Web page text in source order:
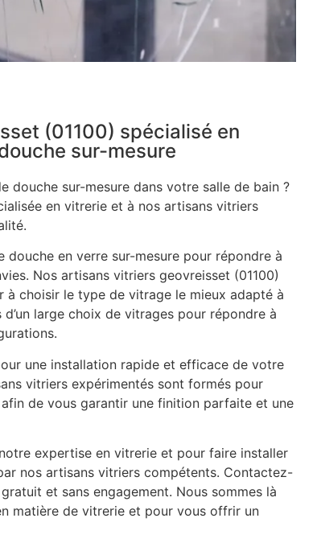
(01100) spécialisé en
sur-mesure
douche sur-mesure dans votre salle de bain ?
en vitrerie et à nos artisans vitriers
en verre sur-mesure pour répondre à
Nos artisans vitriers geovreisset (01100)
choisir le type de vitrage le mieux adapté à
large choix de vitrages pour répondre à
une installation rapide et efficace de votre
vitriers expérimentés sont formés pour
de vous garantir une finition parfaite et une
expertise en vitrerie et pour faire installer
nos artisans vitriers compétents. Contactez-
et sans engagement. Nous sommes là
matière de vitrerie et pour vous offrir un